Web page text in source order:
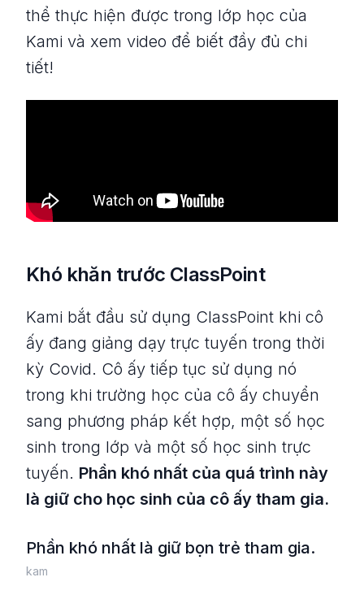
thể thực hiện được trong lớp học của
Kami và xem video để biết đầy đủ chi
tiết!
Khó khăn trước ClassPoint
Kami bắt đầu sử dụng ClassPoint khi cô
ấy đang giảng dạy trực tuyến trong thời
kỳ Covid. Cô ấy tiếp tục sử dụng nó
trong khi trường học của cô ấy chuyển
sang phương pháp kết hợp, một số học
sinh trong lớp và một số học sinh trực
tuyến. Phần khó nhất của quá trình này
là giữ cho học sinh của cô ấy tham gia.
Phần khó nhất là giữ bọn trẻ tham gia.
kam